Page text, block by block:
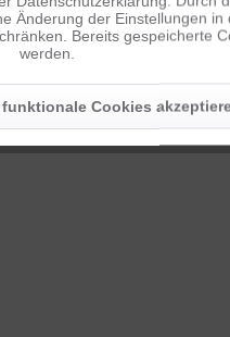
Änderung der Einstellungen
Bereits gespeicherte
werden.
funktionale Cookies